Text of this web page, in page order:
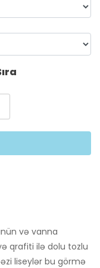
və vanna
və qrafiti ilə dolu tozlu
liseylər bu görmə